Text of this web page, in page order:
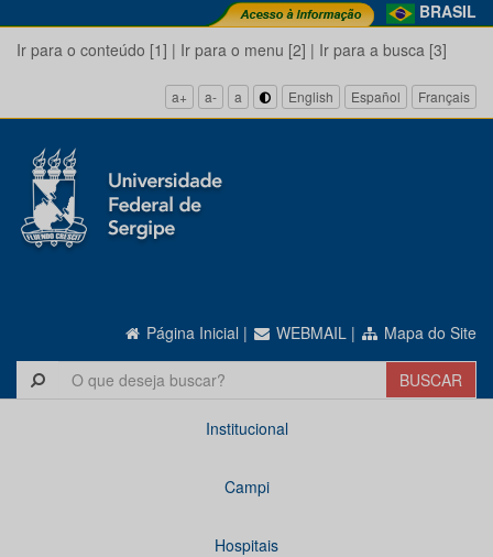
BRASIL
Ir para o conteúdo [1] | Ir para o menu [2] | Ir para a busca [3]
a+ a- a English Español Français
Página Inicial | WEBMAIL | Mapa do Site
Institucional
Campi
Hospitais